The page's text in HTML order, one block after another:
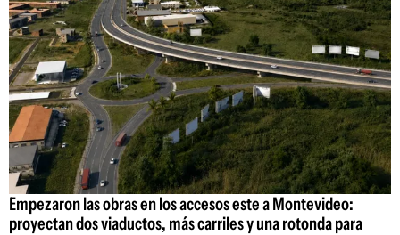
Empezaron las obras en los accesos este a Montevideo:
proyectan dos viaductos, más carriles y una rotonda para